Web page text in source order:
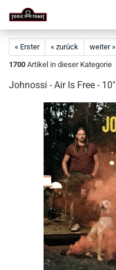
« Erster « zurück weiter »
1700 Artikel in dieser Kategorie
Johnossi - Air Is Free - 10"